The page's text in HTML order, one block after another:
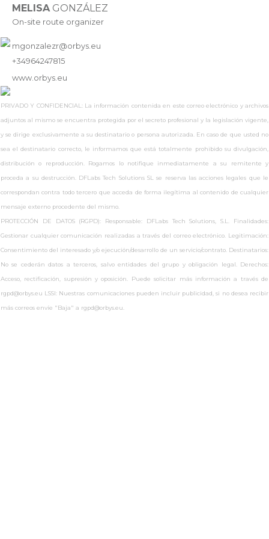
MELISA GONZÁLEZ
On-site route organizer
mgonzalezr@orbys.eu
+34964247815
www.orbys.eu
PRIVADO Y CONFIDENCIAL: La información contenida en este correo electrónico y archivos
adjuntos al mismo se encuentra protegida por el secreto profesional y la legislación vigente,
y se dirige exclusivamente a su destinatario o persona autorizada. En caso de que usted no
sea el destinatario correcto, le informamos que está totalmente prohibido su divulgación,
distribución o reproducción. Rogamos lo notifique inmediatamente a su remitente y
proceda a su destrucción. DFLabs Tech Solutions SL se reserva las acciones legales que le
correspondan contra todo tercero que acceda de forma ilegítima al contenido de cualquier
mensaje externo procedente del mismo.
PROTECCIÓN DE DATOS (RGPD): Responsable: DFLabs Tech Solutions, S.L. Finalidades:
Gestionar cualquier comunicación realizadas a través del correo electrónico. Legitimación:
Consentimiento del interesado y/o ejecución/desarrollo de un servicio/contrato. Destinatarios:
No se cederán datos a terceros, salvo entidades del grupo y obligación legal. Derechos:
Acceso, rectificación, supresión y oposición. Puede solicitar más información a través de
rgpd@orbys.eu LSSI: Nuestras comunicaciones pueden incluir publicidad, si no desea recibir
más correos envíe "Baja" a rgpd@orbys.eu.